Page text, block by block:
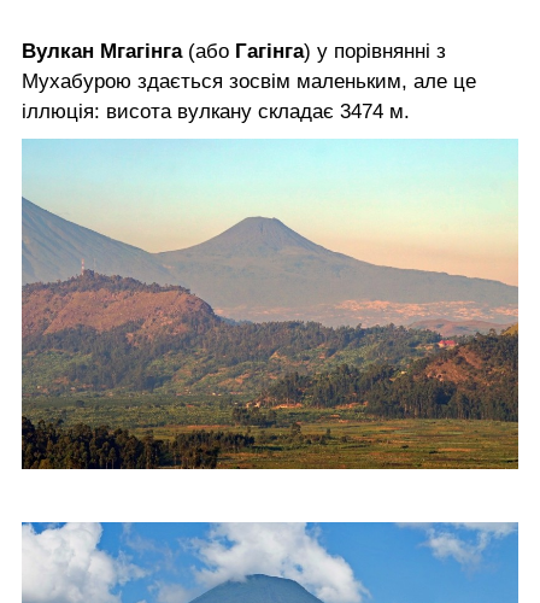
Вулкан Мгагінга(або Гагінга) у порівнянні з
Мухабурою здається зосвім маленьким, але це
іллюція: висота вулкану складає 3474 м.